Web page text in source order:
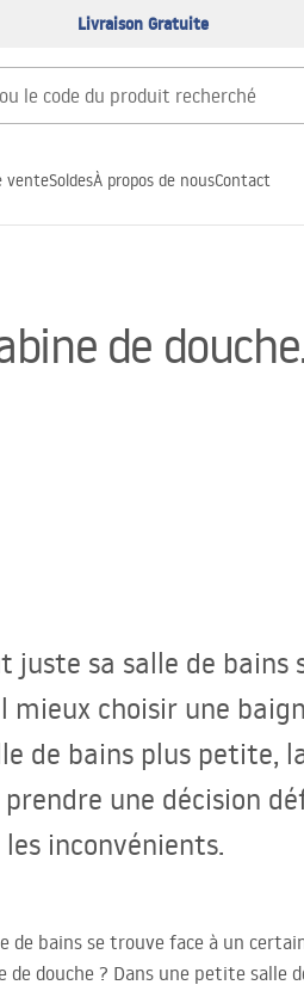
Livraison Gratuite
venteSoldesÀ propos de nousContact
de
juste sa salle de
choisir une
de bains plus petite,
une décision
inconvénients.
de bains se trouve face à un
douche ? Dans une petite salle